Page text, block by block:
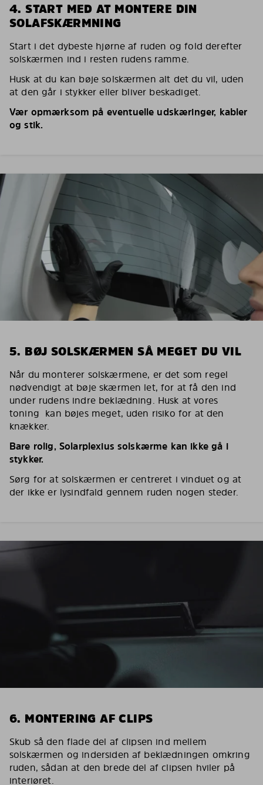
4. START MED AT MONTERE DIN
SOLAFSKÆRMNING
Start i det dybeste hjørne af ruden og fold derefter
solskærmen ind i resten rudens ramme.
Husk at du kan bøje solskærmen alt det du vil, uden
at den går i stykker eller bliver beskadiget.
Vær opmærksom på eventuelle udskæringer, kabler
og stik.
5. BØJ SOLSKÆRMEN SÅ MEGET DU VIL
Når du monterer solskærmene, er det som regel
nødvendigt at bøje skærmen let, for at få den ind
under rudens indre beklædning. Husk at vores
toning kan bøjes meget, uden risiko for at den
knækker.
Bare rolig, Solarplexius solskærme kan ikke gå i
stykker.
Sørg for at solskærmen er centreret i vinduet og at
der ikke er lysindfald gennem ruden nogen steder.
6. MONTERING AF CLIPS
Skub så den flade del af clipsen ind mellem
solskærmen og indersiden af beklædningen omkring
ruden, sådan at den brede del af clipsen hviler på
interiøret.